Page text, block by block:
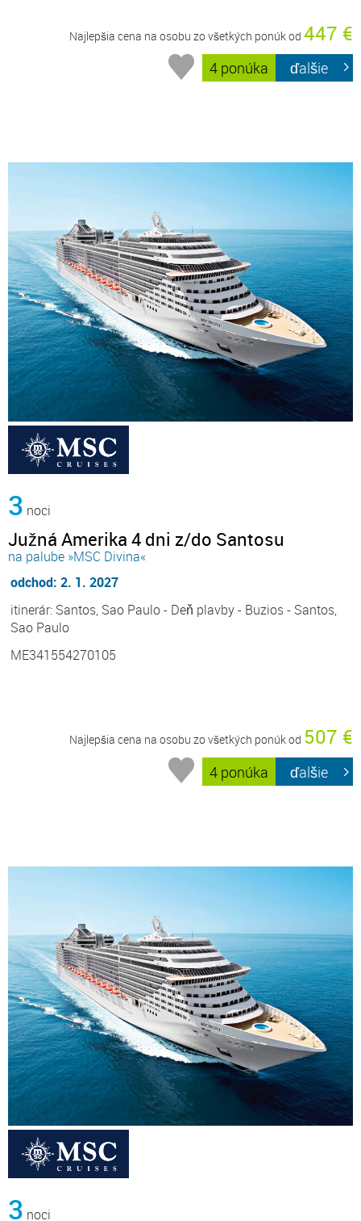
Najlepšia cena na osobu zo všetkých ponúk od 447 €
4 ponúka ďalšie
3 noci
Južná Amerika 4 dni z/do Santosu
na palube »MSC Divina«
odchod: 2. 1. 2027
itinerár: Santos, Sao Paulo - Deň plavby - Buzios - Santos,
Sao Paulo
ME341554270105
Najlepšia cena na osobu zo všetkých ponúk od 507 €
4 ponúka ďalšie
3 noci